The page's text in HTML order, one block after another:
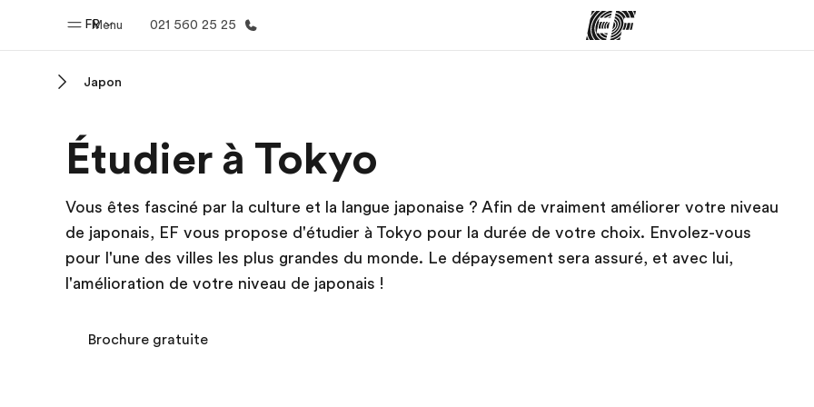
Menu
FR 021 560 25 25
Bienvenue chez EF Nos offres
Japon
Étudier à Tokyo
Vous êtes fasciné par la culture et la langue japonaise ? Afin de vraiment améliorer votre niveau
de japonais, EF vous propose d'étudier à Tokyo pour la durée de votre choix. Envolez-vous
pour l'une des villes les plus grandes du monde. Le dépaysement sera assuré, et avec lui,
l'amélioration de votre niveau de japonais !
Brochure gratuite